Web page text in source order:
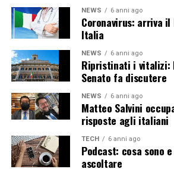
NEWS 6 anni ago
Coronavirus: arriva
Italia
NEWS 6 anni ago
Ripristinati i vitalizi:
Senato fa discutere
NEWS 6 anni ago
Matteo Salvini
risposte agli italiani
TECH 6 anni ago
Podcast: cosa sono
ascoltare